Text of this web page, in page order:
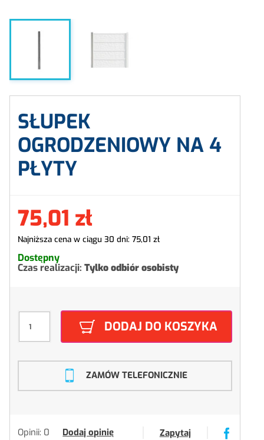
SŁUPEK
OGRODZENIOWY NA 4
PŁYTY
75,01 zł
Najniższa cena w ciągu 30 dni: 75,01 zł
Dostępny
Czas realizacji: Tylko odbiór osobisty
DODAJ DO KOSZYKA
ZAMÓW TELEFONICZNIE
Opinii: 0 Dodaj opinię Zapytaj